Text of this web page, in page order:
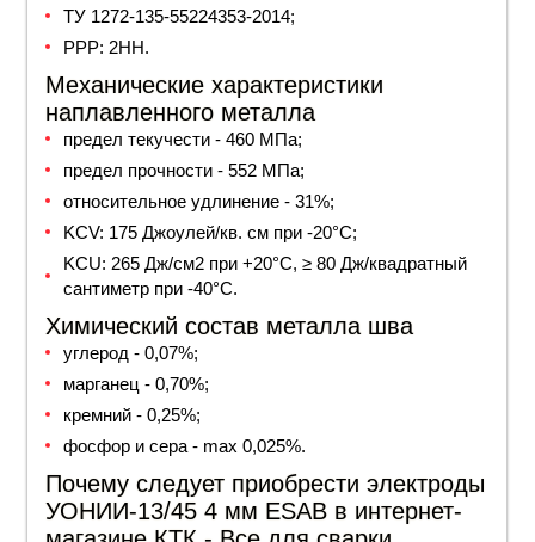
ТУ 1272-135-55224353-2014;
РРР: 2HH.
Механические характеристики
наплавленного металла
предел текучести - 460 МПа;
предел прочности - 552 МПа;
относительное удлинение - 31%;
KCV: 175 Джоулей/кв. см при -20°С;
KCU: 265 Дж/см2 при +20°С, ≥ 80 Дж/квадратный
сантиметр при -40°С.
Химический состав металла шва
углерод - 0,07%;
марганец - 0,70%;
кремний - 0,25%;
фосфор и сера - max 0,025%.
Почему следует приобрести электроды
УОНИИ-13/45 4 мм ESAB в интернет-